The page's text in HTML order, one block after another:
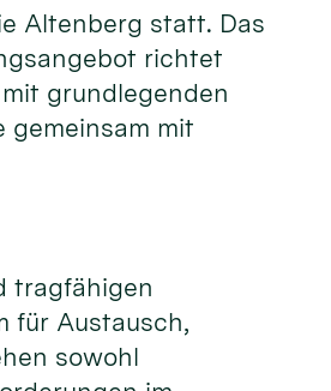
Altenberg statt. Das
richtet
grundlegenden
gemeinsam mit
tragfähigen
für Austausch,
sowohl